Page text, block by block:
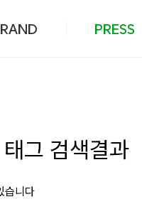
PRESS
그 검색결과
습니다